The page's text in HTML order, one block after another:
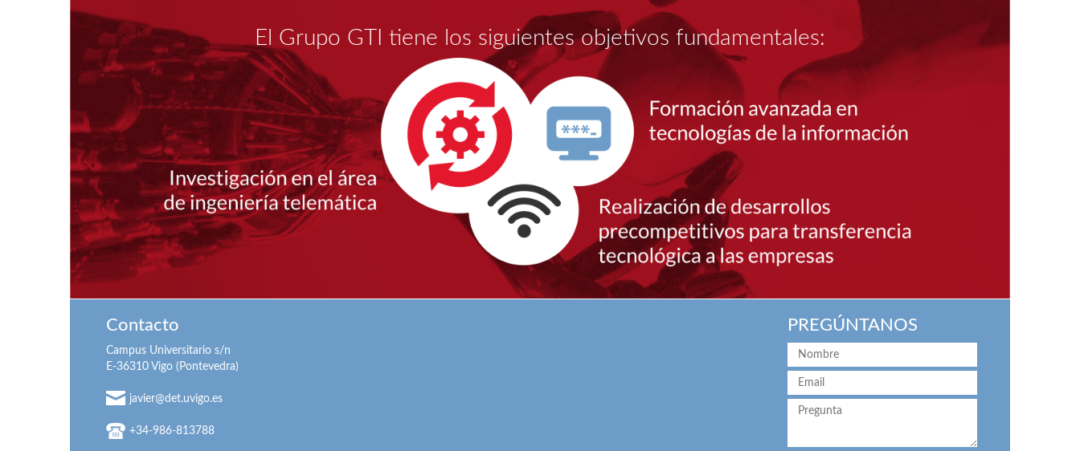
El Grupo GTI tiene los siguientes objetivos fundamentales:
Contacto
Campus Universitario s/n
E-36310 Vigo (Pontevedra)
javier@det.uvigo.es
+34-986-813788
PREGÚNTANOS